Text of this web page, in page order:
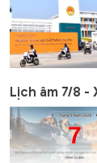
Lịch âm 7/8 -